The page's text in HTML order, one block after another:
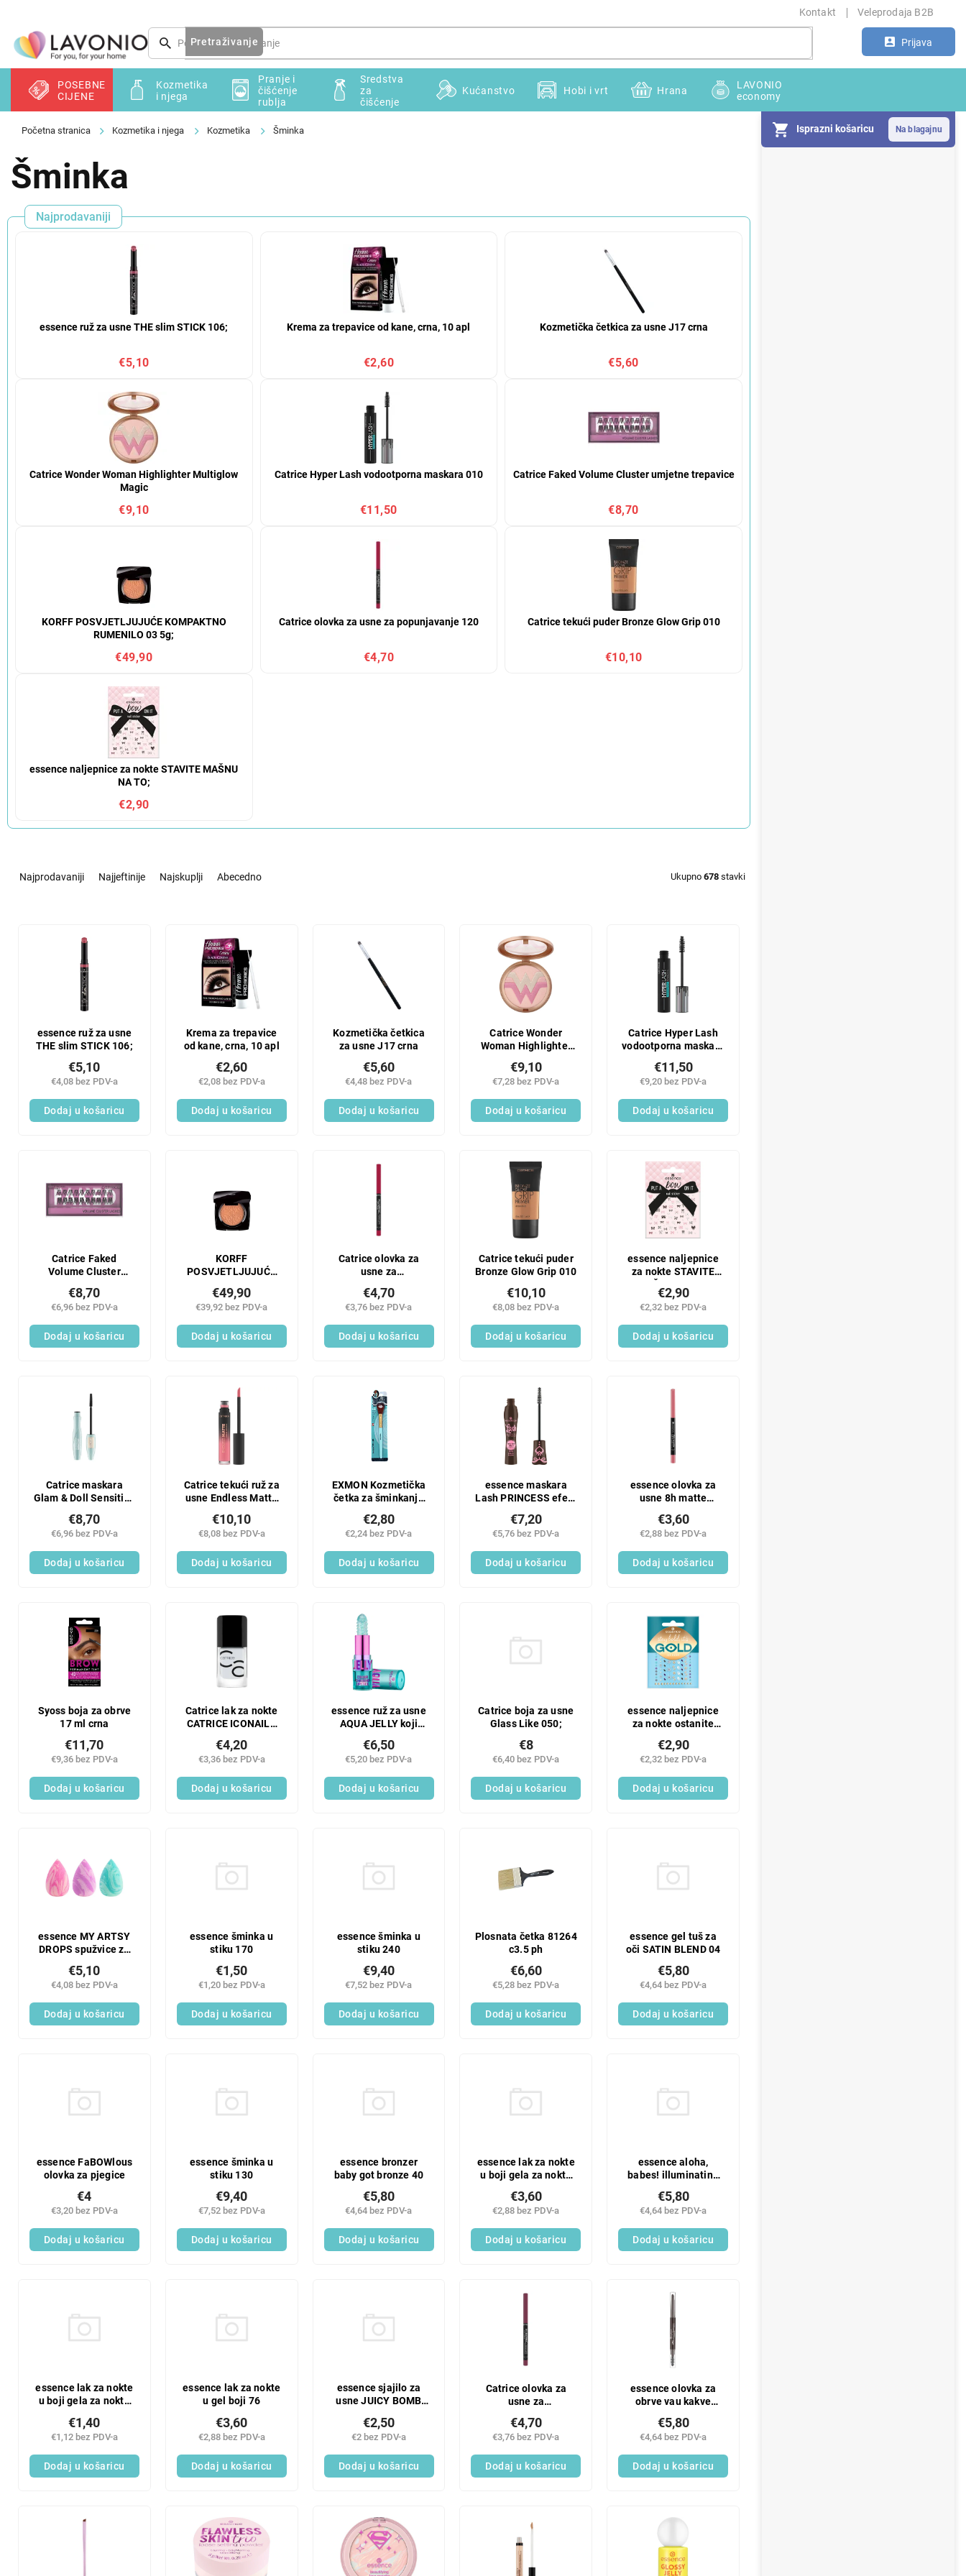
sadržaj
Kontakt Veleprodaja B2B
Prijava
Pretraživanje
Isprazni košaricu
POSEBNE
CIJENE
Kozmetika
i njega
Pranje i
čišćenje
rublja
Sredstva
za
čišćenje
Kućanstvo Hobi i vrt Hrana
LAVONIO
economy
Kozmetika i njega Kozmetika Šminka
Šminka
Najprodavaniji
essence ruž za usne THE slim STICK 106;
€5,10
Krema za trepavice od kane, crna, 10 apl
€2,60
Kozmetička četkica za usne J17 crna
€5,60
Catrice Wonder Woman Highlighter Multiglow
Magic
€9,10
Catrice Hyper Lash vodootporna maskara 010
€11,50
Catrice Faked Volume Cluster umjetne trepavice
€8,70
KORFF POSVJETLJUJUĆE KOMPAKTNO
RUMENILO 03 5g;
€49,90
Catrice olovka za usne za popunjavanje 120
€4,70
Catrice tekući puder Bronze Glow Grip 010
€10,10
essence naljepnice za nokte STAVITE MAŠNU
NA TO;
€2,90
Najprodavaniji Najjeftinije Najskuplji Abecedno Ukupno 678 stavki
essence ruž za usne
THE slim STICK 106;
€4,08 bez PDV-a
€5,10
Dodaj u košaricu
Krema za trepavice
od kane, crna, 10 apl
€2,08 bez PDV-a
€2,60
Dodaj u košaricu
Kozmetička četkica
za usne J17 crna
€4,48 bez PDV-a
€5,60
Dodaj u košaricu
Catrice Wonder
Woman Highlighter
€7,28 bez PDV-a
€9,10
Dodaj u košaricu
Catrice Hyper Lash
vodootporna maskara
€9,20 bez PDV-a
€11,50
Dodaj u košaricu
Catrice Faked
Volume Cluster
€6,96 bez PDV-a
€8,70
Dodaj u košaricu
KORFF
POSVJETLJUJUĆE
RUMENILO 03 5g;
€39,92 bez PDV-a
€49,90
Dodaj u košaricu
Catrice olovka za
usne za
€3,76 bez PDV-a
€4,70
Dodaj u košaricu
Catrice tekući puder
Bronze Glow Grip 010
€8,08 bez PDV-a
€10,10
Dodaj u košaricu
essence naljepnice
za nokte STAVITE
€2,32 bez PDV-a
€2,90
Dodaj u košaricu
Catrice maskara
Glam & Doll Sensitive
€6,96 bez PDV-a
€8,70
Dodaj u košaricu
Catrice tekući ruž za
usne Endless Matte
€8,08 bez PDV-a
€10,10
Dodaj u košaricu
EXMON Kozmetička
četka za šminkanje
€2,24 bez PDV-a
€2,80
Dodaj u košaricu
essence maskara
Lash PRINCESS efekt
crno smeđa
€5,76 bez PDV-a
€7,20
Dodaj u košaricu
essence olovka za
usne 8h matte
€2,88 bez PDV-a
€3,60
Dodaj u košaricu
Syoss boja za obrve
17 ml crna
€9,36 bez PDV-a
€11,70
Dodaj u košaricu
Catrice lak za nokte
CATRICE ICONAILS
€3,36 bez PDV-a
€4,20
Dodaj u košaricu
essence ruž za usne
AQUA JELLY koji
€5,20 bez PDV-a
€6,50
Dodaj u košaricu
Catrice boja za usne
Glass Like 050;
€6,40 bez PDV-a
€8
Dodaj u košaricu
essence naljepnice
za nokte ostanite
€2,32 bez PDV-a
€2,90
Dodaj u košaricu
essence MY ARTSY
DROPS spužvice za
€4,08 bez PDV-a
€5,10
Dodaj u košaricu
essence šminka u
stiku 170
€1,20 bez PDV-a
€1,50
Dodaj u košaricu
essence šminka u
stiku 240
€7,52 bez PDV-a
€9,40
Dodaj u košaricu
Plosnata četka 81264
c3.5 ph
€5,28 bez PDV-a
€6,60
Dodaj u košaricu
essence gel tuš za
oči SATIN BLEND 04
€4,64 bez PDV-a
€5,80
Dodaj u košaricu
essence FaBOWlous
olovka za pjegice
€3,20 bez PDV-a
€4
Dodaj u košaricu
essence šminka u
stiku 130
€7,52 bez PDV-a
€9,40
Dodaj u košaricu
essence bronzer
baby got bronze 40
€4,64 bez PDV-a
€5,80
Dodaj u košaricu
essence lak za nokte
u boji gela za nokte
€2,88 bez PDV-a
€3,60
Dodaj u košaricu
essence aloha,
babes! illuminating
€4,64 bez PDV-a
€5,80
Dodaj u košaricu
essence lak za nokte
u boji gela za nokte
€1,12 bez PDV-a
€1,40
Dodaj u košaricu
essence lak za nokte
u gel boji 76
€2,88 bez PDV-a
€3,60
Dodaj u košaricu
essence sjajilo za
usne JUICY BOMB
€2 bez PDV-a
€2,50
Dodaj u košaricu
Catrice olovka za
usne za
€3,76 bez PDV-a
€4,70
Dodaj u košaricu
essence olovka za
obrve vau kakve
€4,64 bez PDV-a
€5,80
Dodaj u košaricu